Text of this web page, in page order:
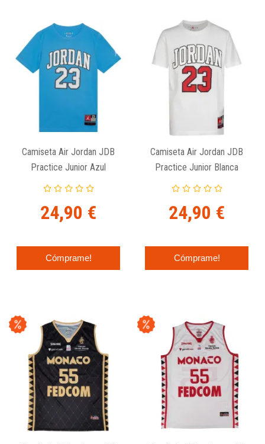
Camiseta Air Jordan JDB
Practice Junior Azul
24,90 €
Cómprame!
Camiseta Air Jordan JDB
Practice Junior Blanca
24,90 €
Cómprame!